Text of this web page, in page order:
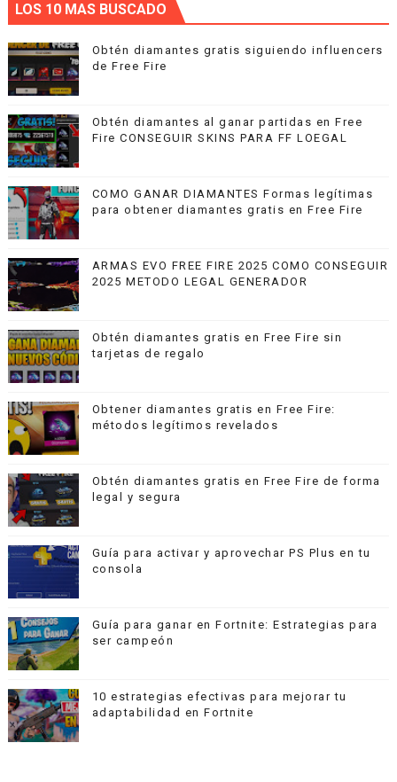
LOS 10 MAS BUSCADO
Obtén diamantes gratis siguiendo influencers
de Free Fire
Obtén diamantes al ganar partidas en Free
Fire CONSEGUIR SKINS PARA FF LOEGAL
COMO GANAR DIAMANTES Formas legítimas
para obtener diamantes gratis en Free Fire
ARMAS EVO FREE FIRE 2025 COMO CONSEGUIR
2025 METODO LEGAL GENERADOR
Obtén diamantes gratis en Free Fire sin
tarjetas de regalo
Obtener diamantes gratis en Free Fire:
métodos legítimos revelados
Obtén diamantes gratis en Free Fire de forma
legal y segura
Guía para activar y aprovechar PS Plus en tu
consola
Guía para ganar en Fortnite: Estrategias para
ser campeón
10 estrategias efectivas para mejorar tu
adaptabilidad en Fortnite